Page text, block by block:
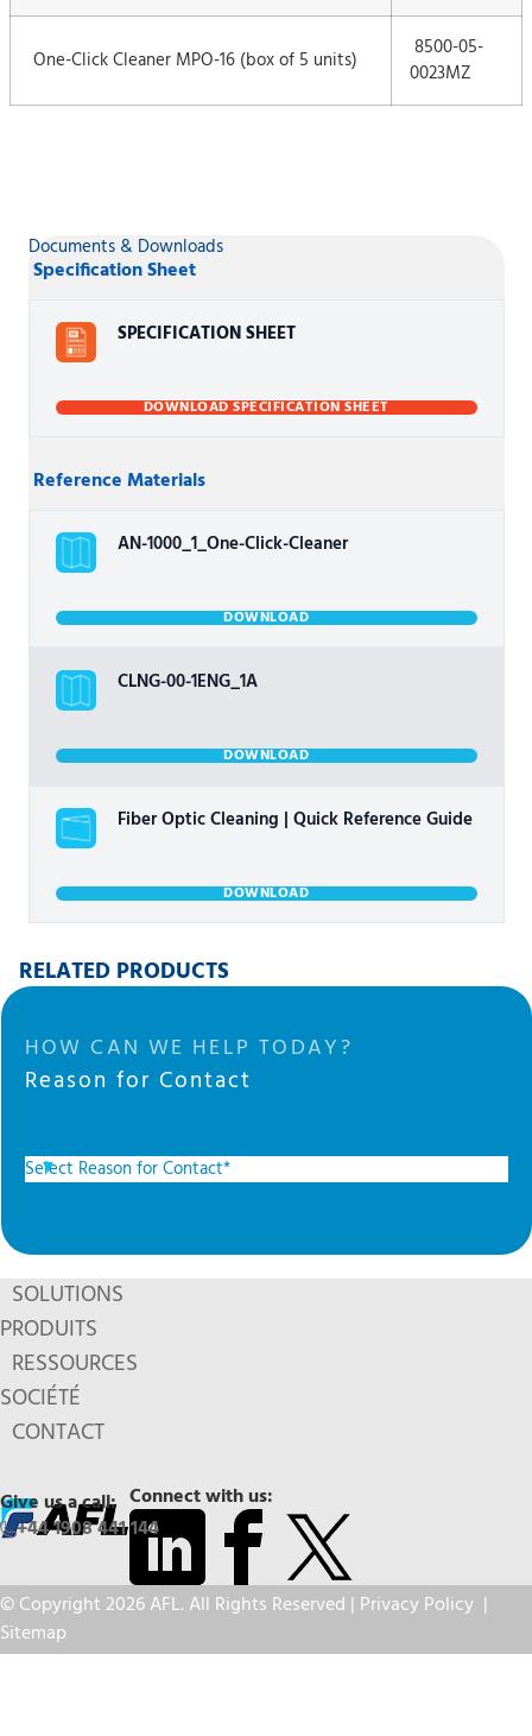
One-Click Cleaner MPO-16 (box of 5 units)
8500-05-
0023MZ
Documents & Downloads
Specification Sheet
SPECIFICATION SHEET
DOWNLOAD SPECIFICATION SHEET
Reference Materials
AN-1000_1_One-Click-Cleaner
DOWNLOAD
CLNG-00-1ENG_1A
DOWNLOAD
Fiber Optic Cleaning | Quick Reference Guide
DOWNLOAD
RELATED PRODUCTS
HOW CAN WE HELP TODAY?
Reason for Contact
SOLUTIONS
PRODUITS
RESSOURCES
SOCIÉTÉ
CONTACT
Connect with us:
Give us a call:
+44 1908 441 144
© Copyright 2026 AFL. All Rights Reserved | Privacy Policy |
Sitemap